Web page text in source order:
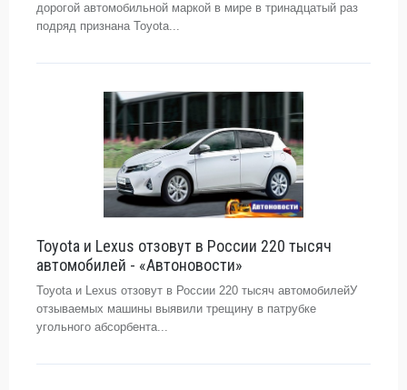
дорогой автомобильной маркой в мире в тринадцатый раз
подряд признана Toyota...
Toyota и Lexus отзовут в России 220 тысяч
автомобилей - «Автоновости»
Toyota и Lexus отзовут в России 220 тысяч автомобилейУ
отзываемых машины выявили трещину в патрубке
угольного абсорбента...